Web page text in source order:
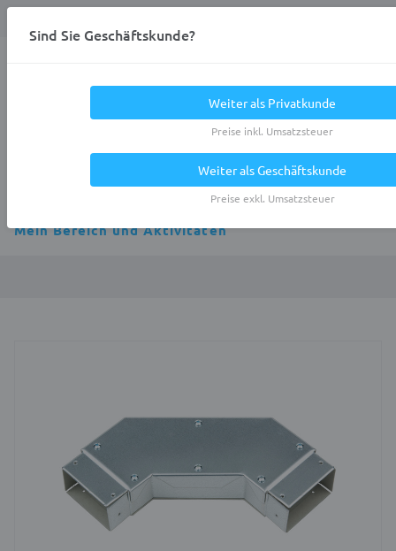
Mein Bereich und Aktivitäten
Sind Sie Geschäftskunde?
Weiter als Privatkunde
Preise inkl. Umsatzsteuer
Weiter als Geschäftskunde
Preise exkl. Umsatzsteuer